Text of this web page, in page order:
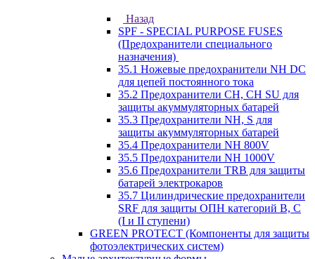
Назад
SPF - SPECIAL PURPOSE FUSES
(Предохранители специального
назначения)
35.1 Ножевые предохранители NH DC
для цепей постоянного тока
35.2 Предохранители CH, CH SU для
защиты акуммуляторных батарей
35.3 Предохранители NH, S для
защиты акуммуляторных батарей
35.4 Предохранители NH 800V
35.5 Предохранители NH 1000V
35.6 Предохранители TRB для защиты
батарей электрокаров
35.7 Цилиндрические предохранители
SRF для защиты ОПН категорий B, C
(I и II ступени)
GREEN PROTECT (Компоненты для защиты
фотоэлектрических систем)